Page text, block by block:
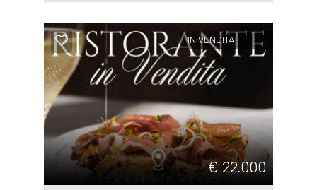
IN VENDITA
€ 22.000